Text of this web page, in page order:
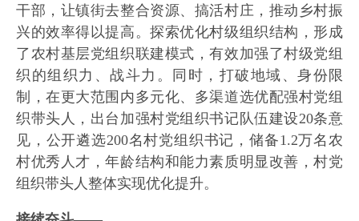
干部，让镇街去整合资源、搞活村庄，推动乡村振
兴的效率得以提高。探索优化村级组织结构，形成
了农村基层党组织联建模式，有效加强了村级党组
织的组织力、战斗力。同时，打破地域、身份限
制，在更大范围内多元化、多渠道选优配强村党组
织带头人，出台加强村党组织书记队伍建设20条意
见，公开遴选200名村党组织书记，储备1.2万名农
村优秀人才，年龄结构和能力素质明显改善，村党
组织带头人整体实现优化提升。